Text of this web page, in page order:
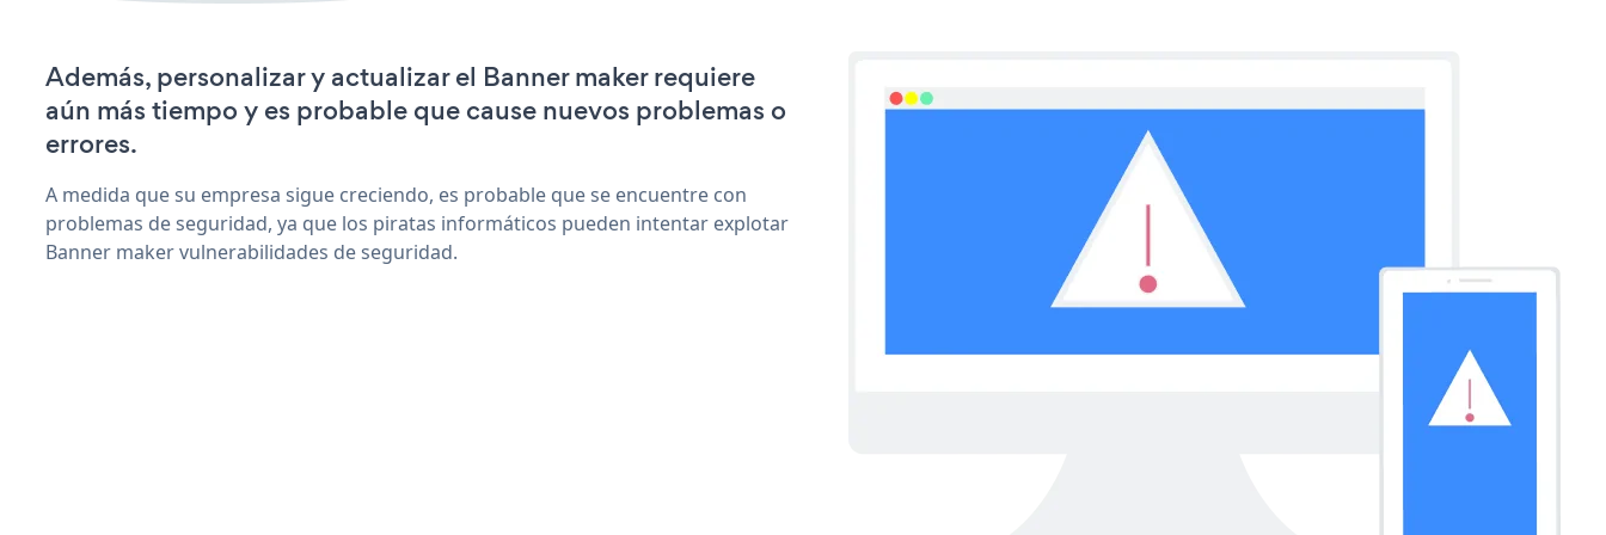
Además, personalizar y actualizar el Banner maker requiere
aún más tiempo y es probable que cause nuevos problemas o
errores.
A medida que su empresa sigue creciendo, es probable que se encuentre con
problemas de seguridad, ya que los piratas informáticos pueden intentar explotar
Banner maker vulnerabilidades de seguridad.